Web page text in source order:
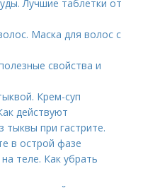
Лучшие таблетки от
Маска для волос с
свойства и
Крем-суп
действуют
тыквы при гастрите.
в острой фазе
теле. Как убрать